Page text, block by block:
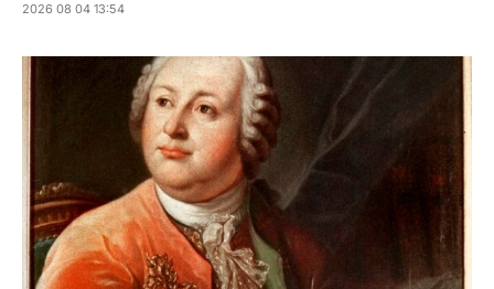
2026 08 04 13:54